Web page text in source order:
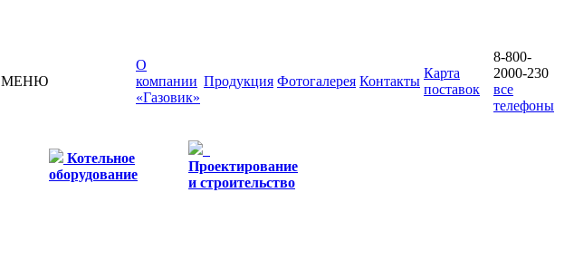
МЕНЮ
О
компании
«Газовик»
Продукция Фотогалерея Контакты
Карта
поставок
8-800-
2000-230
все
телефоны
Котельное
оборудование
Проектирование
и строительство